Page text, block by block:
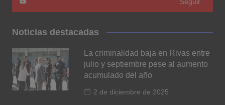
Noticias destacadas
La criminalidad baja en Rivas entre
julio y septiembre pese al aumento
acumulado del año
2 de diciembre de 2025